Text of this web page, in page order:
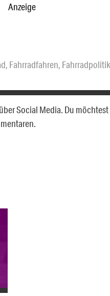
Anzeige
, Fahrradfahren, Fahrradpolitik
Social Media. Du